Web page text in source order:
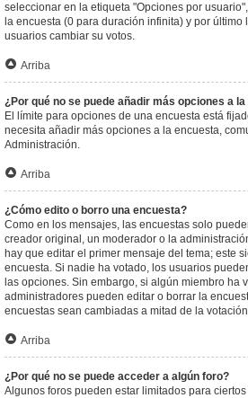
seleccionar en la etiqueta "Opciones por
la encuesta (0 para duración infinita) y por
usuarios cambiar su votos.
Arriba
¿Por qué no se puede añadir más opciones a
El límite para opciones de una encuesta está
necesita añadir más opciones a la encuesta,
Administración.
Arriba
¿Cómo edito o borro una encuesta?
Como en los mensajes, las encuestas solo
creador original, un moderador o la
hay que editar el primer mensaje del tema; este
encuesta. Si nadie ha votado, los usuarios
las opciones. Sin embargo, si algún miembro ha
administradores pueden editar o borrar la
encuestas sean cambiadas a mitad de la
Arriba
¿Por qué no se puede acceder a algún foro?
Algunos foros pueden estar limitados para